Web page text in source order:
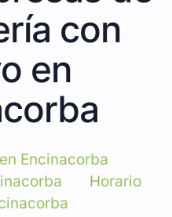
con
en
Encinacorba
Horario